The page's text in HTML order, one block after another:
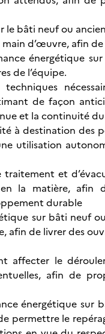
bâti neuf ou
d’œuvre, afin
énergétique
de l’équipe.
de façon
et la continuité
à destination des
utilisation
et
la matière, afin
durable
sur bâti neuf
de livrer des
affecter le
afin de
énergétique sur
permettre le